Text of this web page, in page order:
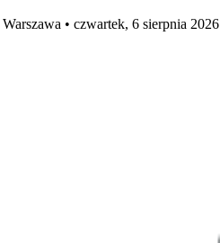
Warszawa • czwartek, 6 sierpnia 2026